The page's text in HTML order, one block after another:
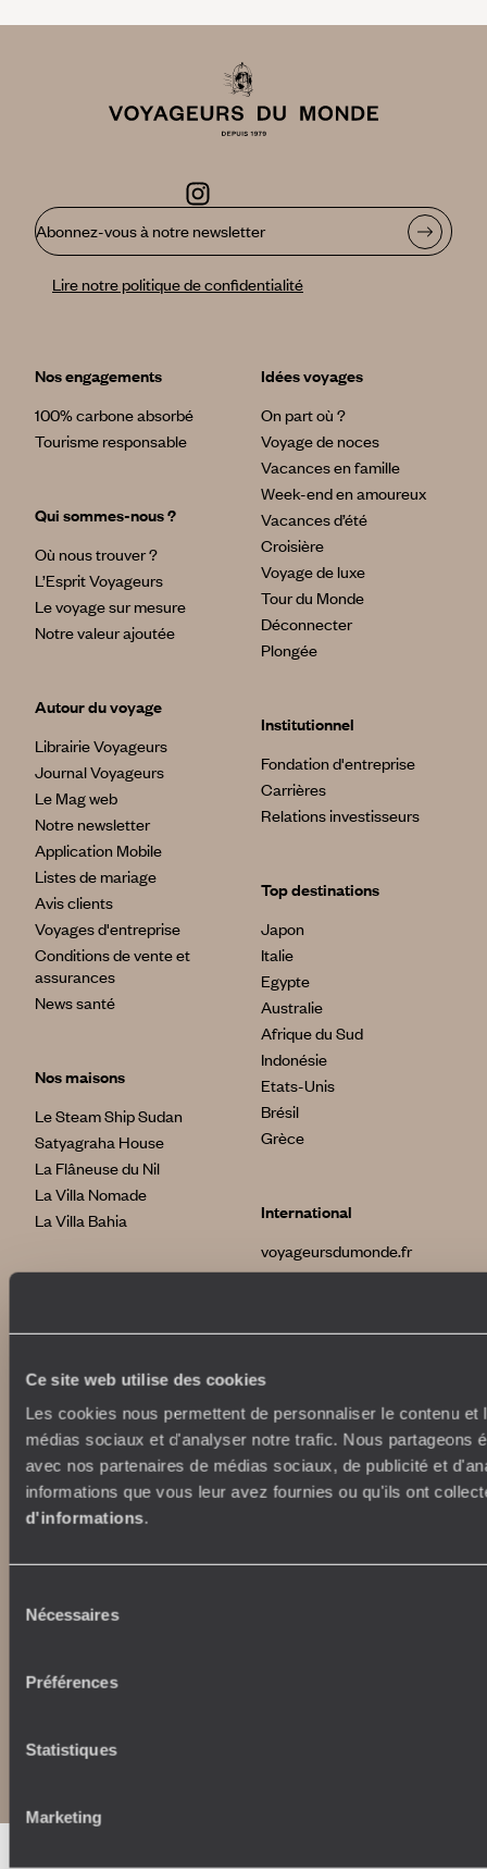
Ce site web utilise des cookies
Les cookies nous permettent de personnaliser le contenu
médias sociaux et d'analyser notre trafic. Nous partageons
avec nos partenaires de médias sociaux, de publicité et
informations que vous leur avez fournies ou qu'ils ont
d'informations.
Nécessaires
Préférences
Statistiques
Marketing
Abonnez-vous à notre newsletter
Lire notre politique de confidentialité
Nos engagements
100% carbone absorbé
Tourisme responsable
Qui sommes-nous ?
Où nous trouver ?
L’Esprit Voyageurs
Le voyage sur mesure
Notre valeur ajoutée
Autour du voyage
Librairie Voyageurs
Journal Voyageurs
Le Mag web
Notre newsletter
Application Mobile
Listes de mariage
Avis clients
Voyages d'entreprise
Conditions de vente et
assurances
News santé
Nos maisons
Le Steam Ship Sudan
Satyagraha House
La Flâneuse du Nil
La Villa Nomade
La Villa Bahia
Idées voyages
On part où ?
Voyage de noces
Vacances en famille
Week-end en amoureux
Vacances d’été
Croisière
Voyage de luxe
Tour du Monde
Déconnecter
Plongée
Institutionnel
Fondation d'entreprise
Carrières
Relations investisseurs
Top destinations
Japon
Italie
Egypte
Australie
Afrique du Sud
Indonésie
Etats-Unis
Brésil
Grèce
International
voyageursdumonde.fr
voyageursdumonde.be
voyageursdumonde.ca
originaltravel.co.uk
originaldiving.com
extraordinaryjourneys.com
Politique de confidentialité et de Cookies